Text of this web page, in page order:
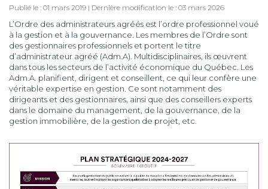
Publié le : 01 mars 2019 | Dernière modification le : 03 mars 2026
L’Ordre des administrateurs agréés est l’ordre professionnel voué
à la gestion et à la gouvernance. Les membres de l’Ordre sont
des gestionnaires professionnels et portent le titre
d’administrateur agréé (Adm.A). Multidisciplinaires, ils œuvrent
dans tous les secteurs de l’activité économique du Québec. Les
Adm.A. planifient, dirigent et conseillent, ce qui leur confère une
véritable expertise en gestion. Ce sont notamment des
dirigeants et des gestionnaires, ainsi que des conseillers experts
dans le domaine du management, de la gouvernance, de la
gestion immobilière, de la gestion de projet, etc.